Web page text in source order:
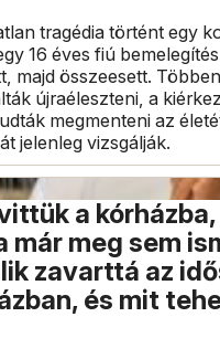
tragédia történt egy
16 éves fiú
majd összeesett.
újraéleszteni, a
megmenteni az
jelenleg vizsgálják.
a
már meg sem
zavarttá az
és mit